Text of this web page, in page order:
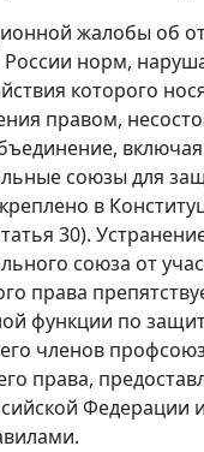
жалобы об
норм,
которого
правом,
союзы для
в
30).
союза от
права
функции по
членов
права,
Федерации